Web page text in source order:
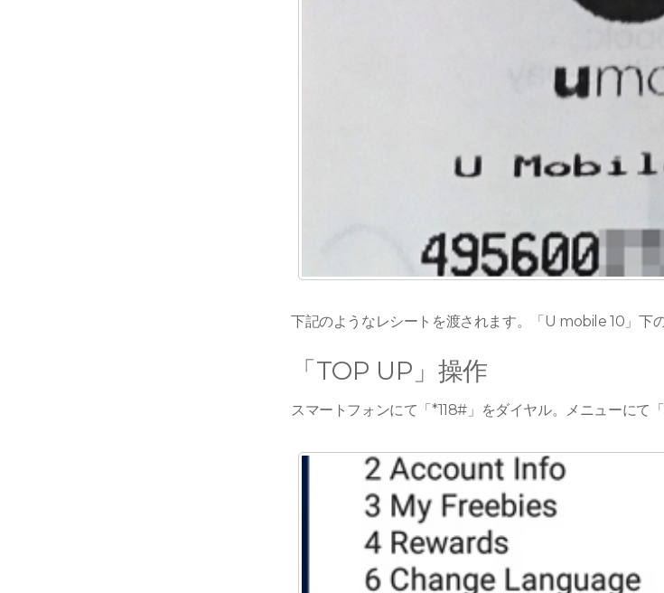
下記のようなレシートを渡されます。「U mobile 10」下
「TOP UP」操作
スマートフォンにて「*118#」をダイヤル。メニューにて